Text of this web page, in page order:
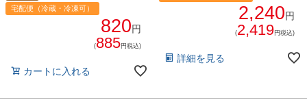
宅配便（冷蔵・冷凍可）
820円
(885円税込)
カートに入れる
2,240円
(2,419円税込)
詳細を見る